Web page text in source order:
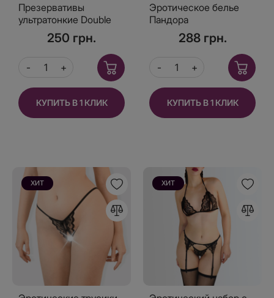
Презервативы
ультратонкие Double
Benefit 0.01 Красные 10
шт, с согревающим
250 грн.
КУПИТЬ В 1 КЛИК
Эротическое белье
Пандора
288 грн.
КУПИТЬ В 1 КЛИК
ХИТ ХИТ